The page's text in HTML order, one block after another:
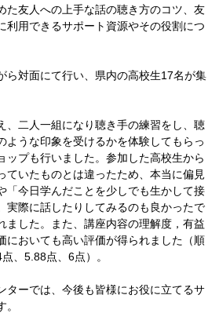
た友人への上手な話の聴き方のコツ、友
利用できるサポート資源やその役割につ
ら対面にて行い、県内の高校生17名が集
、二人一組になり聴き手の練習をし、聴
ような印象を受けるかを体験してもらっ
ップも行いました。参加した高校生から
ていたものとは違ったため、本当に偏見
「今日学んだことを少しでも生かして接
実際に話したりしてみるのも良かったで
ました。また、講座内容の理解度，有益
においても高い評価が得られました（順
、5.88点、6点）。
ターでは、今後も皆様にお役に立てるサ